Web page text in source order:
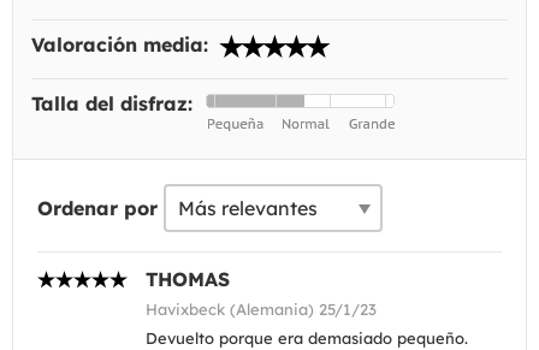
Valoración media:
Talla del disfraz:
Ordenar por
THOMAS
Havixbeck (Alemania) 25/1/23
Devuelto porque era demasiado pequeño.